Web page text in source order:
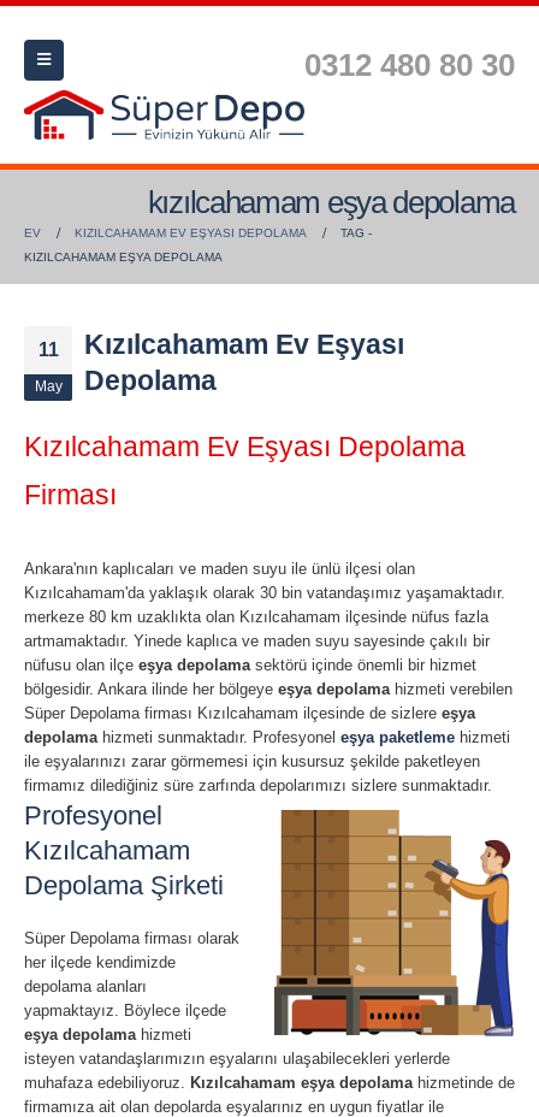
0312 480 80 30
kızılcahamam eşya depolama
EV KIZILCAHAMAM EV EŞYASI DEPOLAMA
TAG -
KIZILCAHAMAM EŞYA DEPOLAMA
11
May
Kızılcahamam Ev Eşyası
Depolama
Kızılcahamam Ev Eşyası Depolama
Firması
Ankara'nın kaplıcaları ve maden suyu ile ünlü ilçesi olan
Kızılcahamam'da yaklaşık olarak 30 bin vatandaşımız yaşamaktadır.
merkeze 80 km uzaklıkta olan Kızılcahamam ilçesinde nüfus fazla
artmamaktadır. Yinede kaplıca ve maden suyu sayesinde çakılı bir
nüfusu olan ilçe eşya depolama sektörü içinde önemli bir hizmet
bölgesidir. Ankara ilinde her bölgeye eşya depolama hizmeti verebilen
Süper Depolama firması Kızılcahamam ilçesinde de sizlere eşya
depolama hizmeti sunmaktadır. Profesyonel eşya paketleme hizmeti
ile eşyalarınızı zarar görmemesi için kusursuz şekilde paketleyen
firmamız dilediğiniz süre zarfında depolarımızı sizlere sunmaktadır.
Profesyonel
Kızılcahamam
Depolama Şirketi
Süper Depolama firması olarak
her ilçede kendimizde
depolama alanları
yapmaktayız. Böylece ilçede
eşya depolama hizmeti
isteyen vatandaşlarımızın eşyalarını ulaşabilecekleri yerlerde
muhafaza edebiliyoruz.
Kızılcahamam eşya depolama hizmetinde de
firmamıza ait olan depolarda eşyalarınız en uygun fiyatlar ile